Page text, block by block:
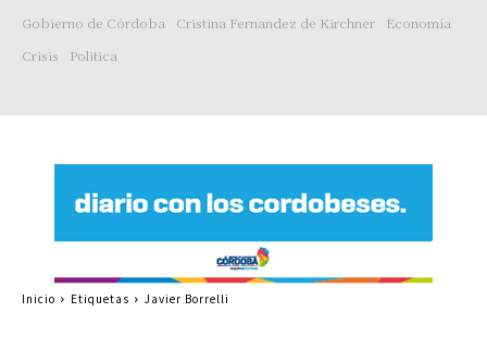
Gobierno de Córdoba
Cristina Fernandez de Kirchner
Economía
Crisis
Politica
Inicio Etiquetas Javier Borrelli